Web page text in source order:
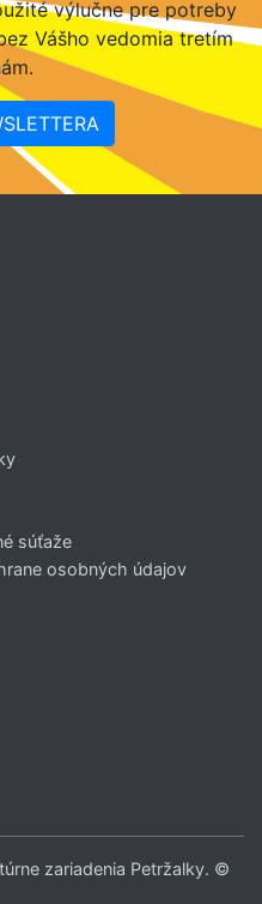
výlučne pre potreby
Vášho vedomia tretím
súťaže
osobných údajov
zariadenia Petržalky. ©